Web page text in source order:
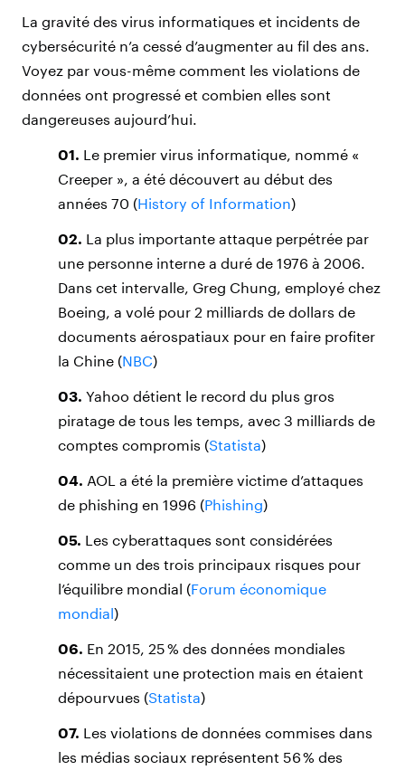
La gravité des virus informatiques et incidents de
cybersécurité n’a cessé d’augmenter au fil des ans.
Voyez par vous-même comment les violations de
données ont progressé et combien elles sont
dangereuses aujourd’hui.
01. Le premier virus informatique, nommé «
Creeper », a été découvert au début des
années 70 (History of Information)
02. La plus importante attaque perpétrée par
une personne interne a duré de 1976 à 2006.
Dans cet intervalle, Greg Chung, employé chez
Boeing, a volé pour 2 milliards de dollars de
documents aérospatiaux pour en faire profiter
la Chine (NBC)
03. Yahoo détient le record du plus gros
piratage de tous les temps, avec 3 milliards de
comptes compromis (Statista)
04. AOL a été la première victime d’attaques
de phishing en 1996 (Phishing)
05. Les cyberattaques sont considérées
comme un des trois principaux risques pour
l’équilibre mondial (Forum économique
mondial)
06. En 2015, 25 % des données mondiales
nécessitaient une protection mais en étaient
dépourvues (Statista)
07. Les violations de données commises dans
les médias sociaux représentent 56 % des